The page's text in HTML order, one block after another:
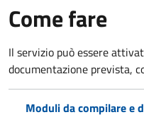
Come fare
Il servizio può essere
documentazione prevista,
Moduli da compilare e